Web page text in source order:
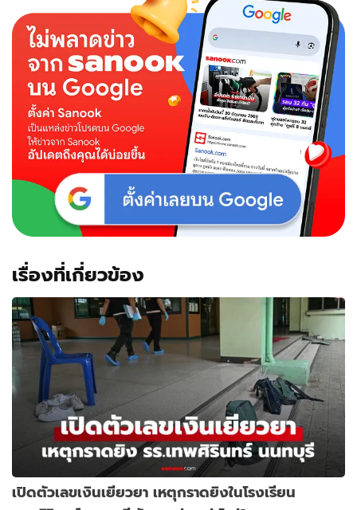
เรื่องที่เกี่ยวข้อง
เปิดตัวเลขเงินเยียวยา เหตุกราดยิงในโรงเรียน